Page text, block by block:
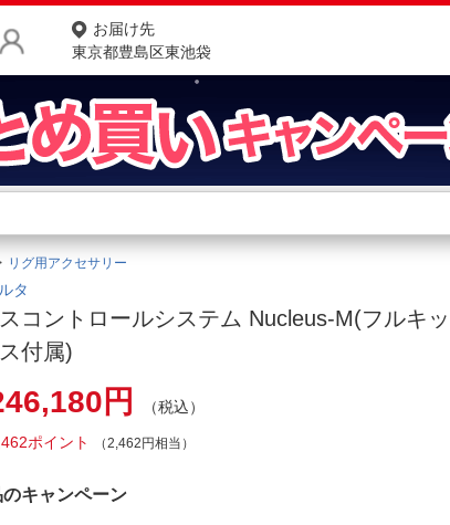
お届け先
東京都豊島区東池袋
商品をさがす
ランキングからさがす
お客様サポート
よくある質問・お問合せ
リグ用アクセサリー
タ
コントロールシステム Nucleus-M(フルキ
付属)
円
（税込）
ポイント （2,462円相当）
のキャンペーン